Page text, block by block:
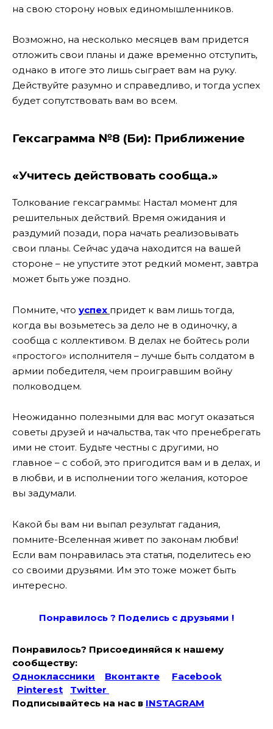
на свою сторону новых единомышленников.
Возможно, на несколько месяцев вам придется
отложить свои планы и даже временно отступить,
однако в итоге это лишь сыграет вам на руку.
Действуйте разумно и справедливо, и тогда успех
будет сопутствовать вам во всем.
Гексаграмма №8 (Би): Приближение
«Учитесь действовать сообща.»
Толкование гексаграммы: Настал момент для
решительных действий. Время ожидания и
раздумий позади, пора начать реализовывать
свои планы. Сейчас удача находится на вашей
стороне – не упустите этот редкий момент, завтра
может быть уже поздно.
Помните, что успех придет к вам лишь тогда,
когда вы возьметесь за дело не в одиночку, а
сообща с коллективом. В делах не бойтесь роли
«простого» исполнителя – лучше быть солдатом в
армии победителя, чем проигравшим войну
полководцем.
Неожиданно полезными для вас могут оказаться
советы друзей и начальства, так что пренебрегать
ими не стоит. Будьте честны с другими, но
главное – с собой, это пригодится вам и в делах, и
в любви, и в исполнении того желания, которое
вы задумали.
Какой бы вам ни выпал результат гадания,
помните-Вселенная живет по законам любви!
Если вам понравилась эта статья, поделитесь ею
со своими друзьями. Им это тоже может быть
интересно.
Понравилось ? Поделись с друзьями !
Понравилось? Присоединяйся к нашему
сообществу:
Одноклассники
Вконтакте
Facebook
Pinterest
Twitter
Подписывайтесь на наc в INSTAGRAM